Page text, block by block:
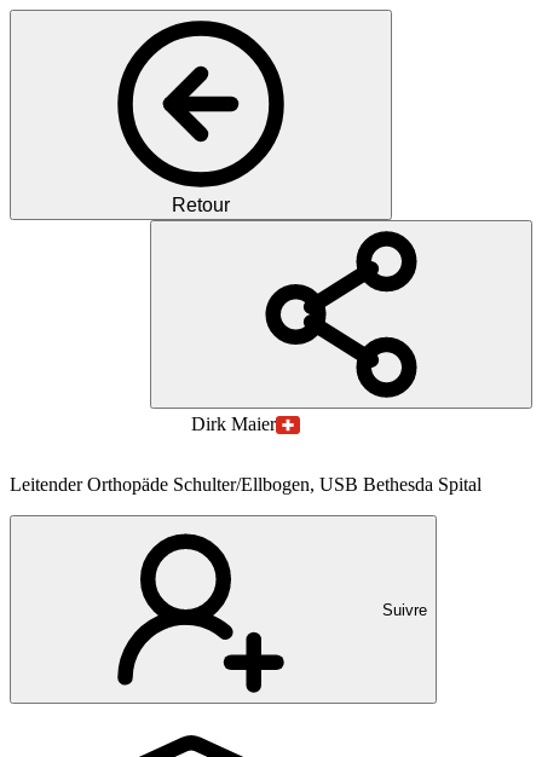
Retour
Dirk Maier
Leitender Orthopäde Schulter/Ellbogen, USB Bethesda Spital
Suivre